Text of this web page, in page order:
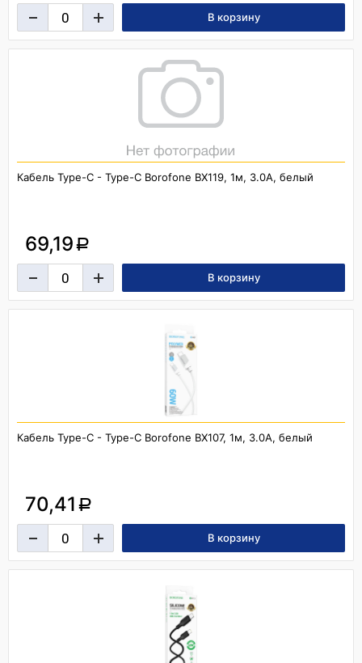
Кабель Type-C - Type-C Borofone BX119, 1м, 3.0A, белый
69,19 a
Кабель Type-C - Type-C Borofone BX107, 1м, 3.0A, белый
70,41 a